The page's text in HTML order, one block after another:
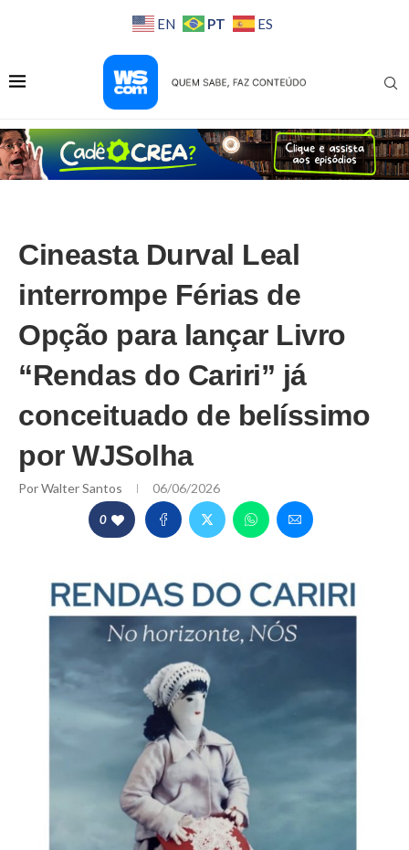
EN PT ES
Cineasta Durval Leal
interrompe Férias de
Opção para lançar Livro
“Rendas do Cariri” já
conceituado de belíssimo
por WJSolha
PorWalter Santos 06/06/2026
0